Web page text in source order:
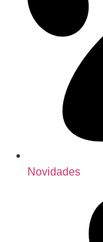
Novidades